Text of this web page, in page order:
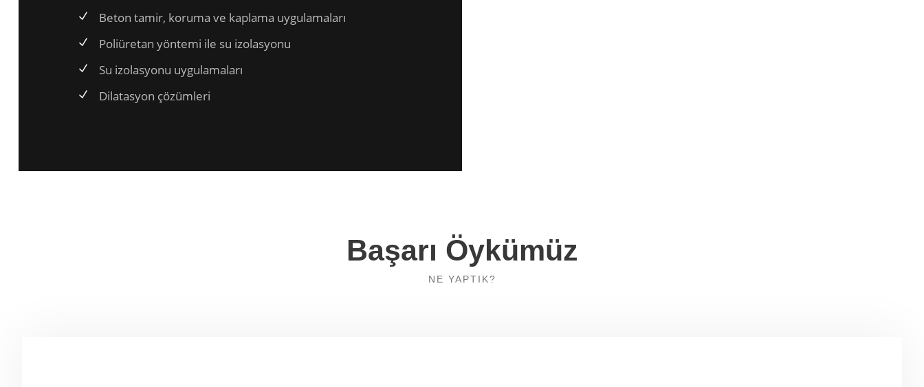
Beton tamir, koruma ve kaplama uygulamaları
Poliüretan yöntemi ile su izolasyonu
Su izolasyonu uygulamaları
Dilatasyon çözümleri
Başarı Öykümüz
NE YAPTIK?